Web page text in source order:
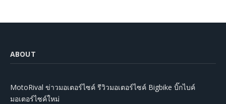
ABOUT
MotoRival ข่าวมอเตอร์ไซค์ รีวิวมอเตอร์ไซค์ Bigbike บิ๊กไบค์
มอเตอร์ไซค์ใหม่